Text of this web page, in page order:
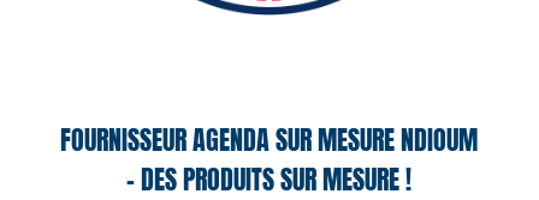
FOURNISSEUR AGENDA SUR MESURE NDIOUM
– DES PRODUITS SUR MESURE !